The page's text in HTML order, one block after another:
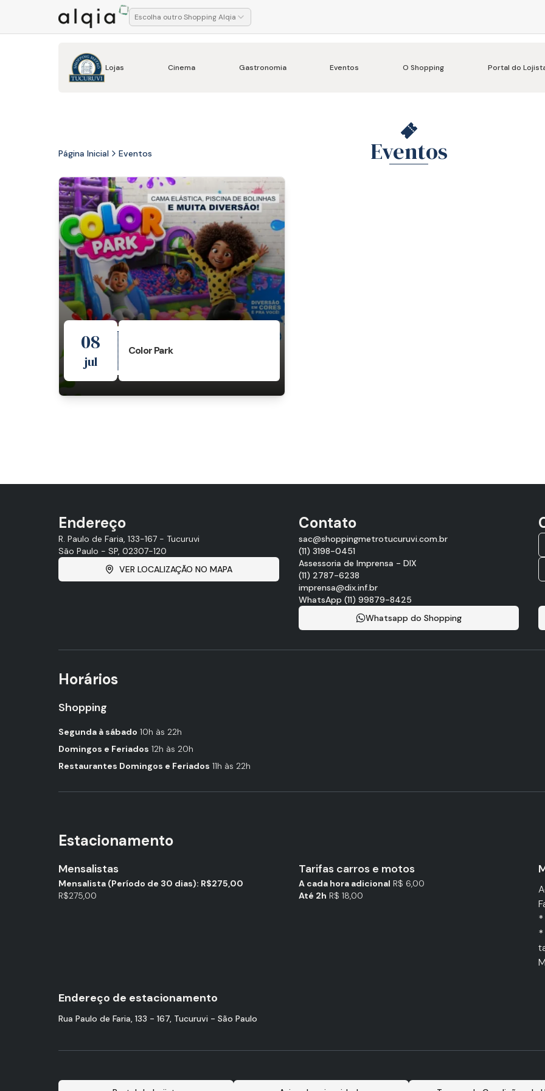
Escolha outro Shopping Alqia
Lojas Cinema Gastronomia Eventos O Shopping Portal do
Eventos
Página Inicial Eventos
08
jul
Color Park
Endereço
R. Paulo de Faria, 133-167 - Tucuruvi
São Paulo - SP, 02307-120
VER LOCALIZAÇÃO NO MAPA
Contato
sac@shoppingmetrotucuruvi.com.br
(11) 3198-0451
Assessoria de Imprensa - DIX
(11) 2787-6238
imprensa@dix.inf.br
WhatsApp (11) 99879-8425
Whatsapp do Shopping
Horários
Shopping
Segunda à sábado 10h às 22h
Domingos e Feriados 12h às 20h
Restaurantes Domingos e Feriados 11h às 22h
Estacionamento
Mensalistas
Mensalista (Período de 30 dias): R$275,00
R$275,00
Tarifas carros e motos
A cada hora adicional R$ 6,00
Até 2h R$ 18,00
*
*
Endereço de estacionamento
Rua Paulo de Faria, 133 - 167, Tucuruvi - São Paulo